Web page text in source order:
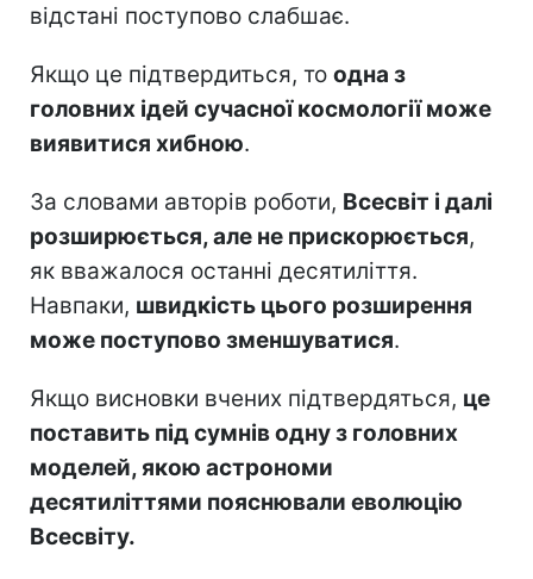
відстані поступово слабшає.
Якщо це підтвердиться, то одна з
головних ідей сучасної космології може
виявитися хибною.
За словами авторів роботи, Всесвіт і далі
розширюється, але не прискорюється,
як вважалося останні десятиліття.
Навпаки, швидкість цього розширення
може поступово зменшуватися.
Якщо висновки вчених підтвердяться, це
поставить під сумнів одну з головних
моделей, якою астрономи
десятиліттями пояснювали еволюцію
Всесвіту.